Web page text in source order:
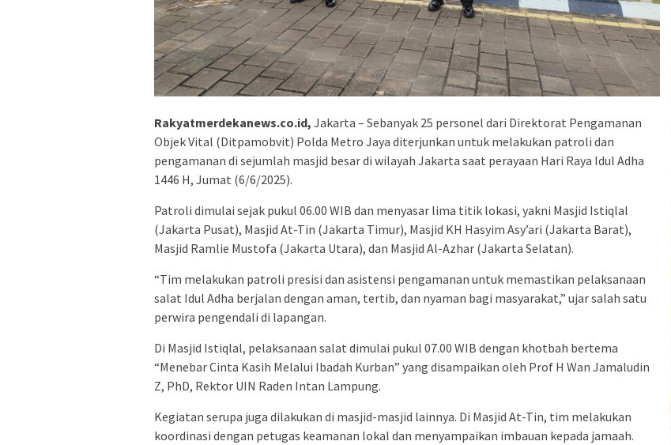
Rakyatmerdekanews.co.id, Jakarta – Sebanyak 25 personel dari Direktorat Pengamanan
Objek Vital (Ditpamobvit) Polda Metro Jaya diterjunkan untuk melakukan patroli dan
pengamanan di sejumlah masjid besar di wilayah Jakarta saat perayaan Hari Raya Idul Adha
1446 H, Jumat (6/6/2025).
Patroli dimulai sejak pukul 06.00 WIB dan menyasar lima titik lokasi, yakni Masjid Istiqlal
(Jakarta Pusat), Masjid At-Tin (Jakarta Timur), Masjid KH Hasyim Asy’ari (Jakarta Barat),
Masjid Ramlie Mustofa (Jakarta Utara), dan Masjid Al-Azhar (Jakarta Selatan).
“Tim melakukan patroli presisi dan asistensi pengamanan untuk memastikan pelaksanaan
salat Idul Adha berjalan dengan aman, tertib, dan nyaman bagi masyarakat,” ujar salah satu
perwira pengendali di lapangan.
Di Masjid Istiqlal, pelaksanaan salat dimulai pukul 07.00 WIB dengan khotbah bertema
“Menebar Cinta Kasih Melalui Ibadah Kurban” yang disampaikan oleh Prof H Wan Jamaludin
Z, PhD, Rektor UIN Raden Intan Lampung.
Kegiatan serupa juga dilakukan di masjid-masjid lainnya. Di Masjid At-Tin, tim melakukan
koordinasi dengan petugas keamanan lokal dan menyampaikan imbauan kepada jamaah.